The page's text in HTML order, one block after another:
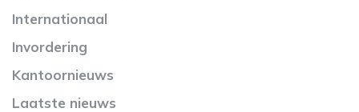
Internationaal
Invordering
Kantoornieuws
Laatste nieuws